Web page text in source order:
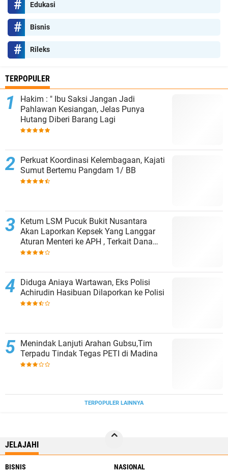
Edukasi
Bisnis
Rileks
TERPOPULER
Hakim : " Ibu Saksi Jangan Jadi
Pahlawan Kesiangan, Jelas Punya
Hutang Diberi Barang Lagi
Perkuat Koordinasi Kelembagaan, Kajati
Sumut Bertemu Pangdam 1/ BB
Ketum LSM Pucuk Bukit Nusantara
Akan Laporkan Kepsek Yang Langgar
Aturan Menteri ke APH , Terkait Dana
Revitalisasi Sekolah
Diduga Aniaya Wartawan, Eks Polisi
Achirudin Hasibuan Dilaporkan ke Polisi
Menindak Lanjuti Arahan Gubsu,Tim
Terpadu Tindak Tegas PETI di Madina
TERPOPULER LAINNYA
JELAJAHI
BISNIS NASIONAL